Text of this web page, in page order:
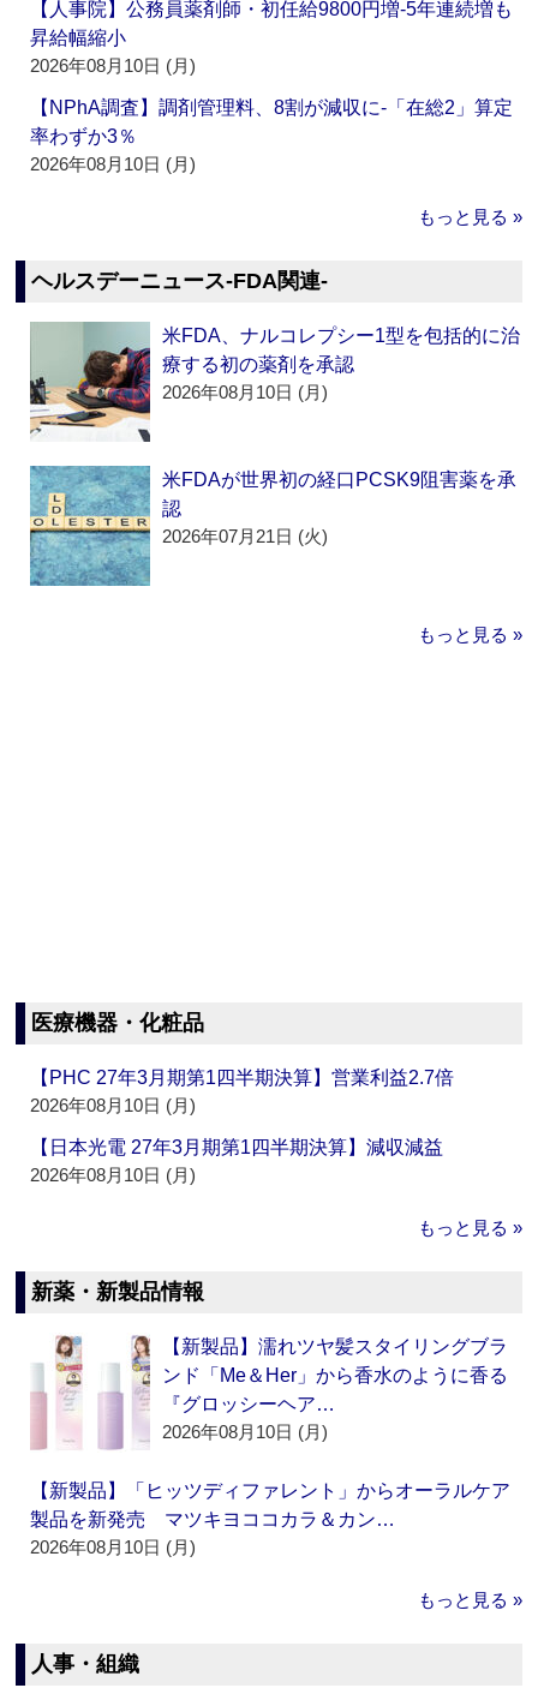
【人事院】公務員薬剤師・初任給9800円増‐5年連続増も
昇給幅縮小
2026年08月10日 (月)
【NPhA調査】調剤管理料、8割が減収に‐「在総2」算定
率わずか3％
2026年08月10日 (月)
もっと見る »
ヘルスデーニュース‐FDA関連‐
米FDA、ナルコレプシー1型を包括的に治
療する初の薬剤を承認
2026年08月10日 (月)
米FDAが世界初の経口PCSK9阻害薬を承
認
2026年07月21日 (火)
もっと見る »
医療機器・化粧品
【PHC 27年3月期第1四半期決算】営業利益2.7倍
2026年08月10日 (月)
【日本光電 27年3月期第1四半期決算】減収減益
2026年08月10日 (月)
もっと見る »
新薬・新製品情報
【新製品】濡れツヤ髪スタイリングブラ
ンド「Me＆Her」から香水のように香る
『グロッシーヘア…
2026年08月10日 (月)
【新製品】「ヒッツディファレント」からオーラルケア
製品を新発売 マツキヨココカラ＆カン…
2026年08月10日 (月)
もっと見る »
人事・組織